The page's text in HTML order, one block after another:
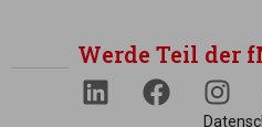
Werde Teil der